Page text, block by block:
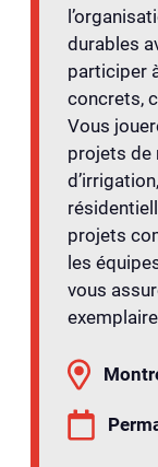
durables
participer
concrets,
Vous
projets de
projets
les
vous